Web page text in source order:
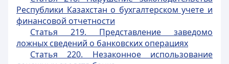
Республики Казахстан о бухгалтерском учете и
финансовой отчетности
Статья 219. Представление заведомо
ложных сведений о банковских операциях
Статья 220. Незаконное использование